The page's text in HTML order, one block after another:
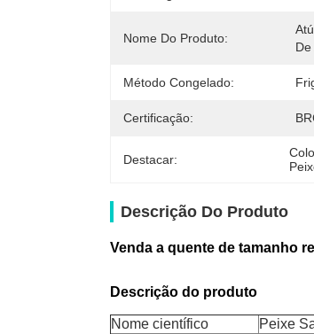
Nome Do Produto:
Método Congelado:
Certificação:
Destacar:
Descrição Do Produto
Venda a quente de tamanho
Descrição do produto
Nome científico
Peixe